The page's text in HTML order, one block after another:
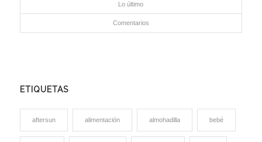
Lo último
Comentarios
ETIQUETAS
aftersun alimentación almohadilla bebé